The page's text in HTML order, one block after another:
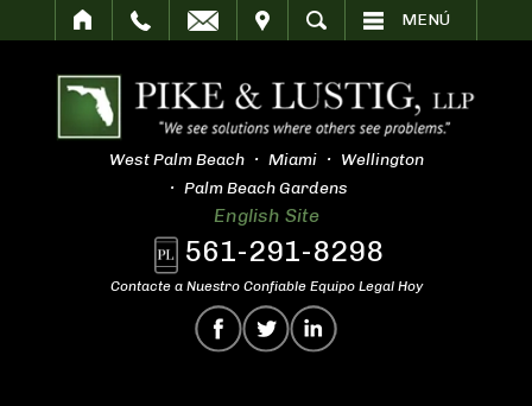
BUSCAR MENÚ
West Palm Beach Miami
Wellington
Palm Beach Gardens
English Site
561-291-8298
Contacte a Nuestro Confiable Equipo Legal Hoy